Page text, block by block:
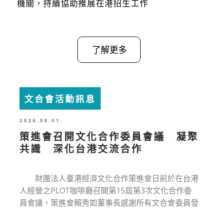
機關，持續協助推展在港招生工作
了解更多
文合會活動訊息
2026.08.01
策進會召開文化合作委員會議 凝聚
共識 深化台港交流合作
財團法人臺港經濟文化合作策進會日前於在台港
人經營之PLOT咖啡廳召開第15屆第3次文化合作委
員會議，策進會賴秀如董事長感謝所有文合會委員發